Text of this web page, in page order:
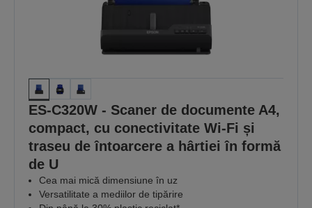
ES-C320W - Scaner de documente A4,
compact, cu conectivitate Wi-Fi și
traseu de întoarcere a hârtiei în formă
de U
Cea mai mică dimensiune în uz
Versatilitate a mediilor de tipărire